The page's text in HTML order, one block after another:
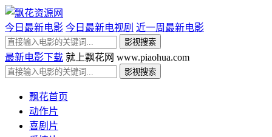
今日最新电影 今日最新电视剧 近一周最新电影
最新电影下载 就上飘花网 www.piaohua.com
飘花首页
动作片
喜剧片